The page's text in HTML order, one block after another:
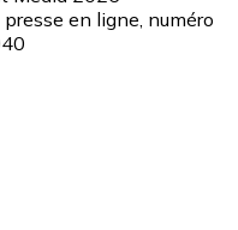
en ligne, numéro